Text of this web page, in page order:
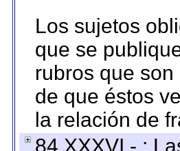
Los sujetos
que se
rubros que
de que éstos
la relación de
84 XXXVI - :